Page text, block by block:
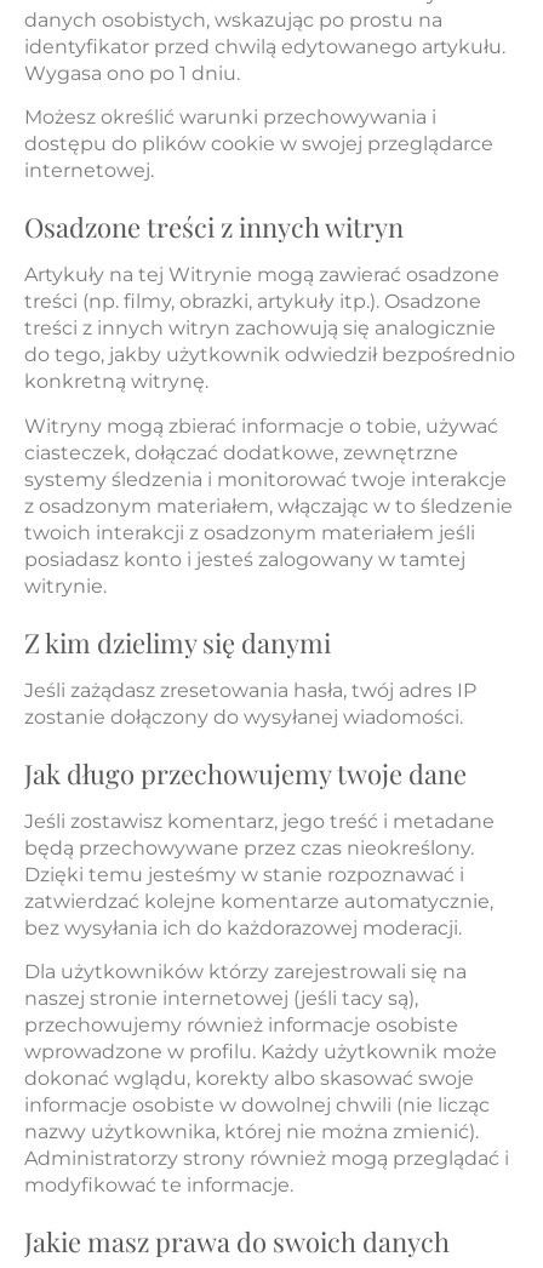
danych osobistych, wskazując po prostu na
identyfikator przed chwilą edytowanego artykułu.
Wygasa ono po 1 dniu.
Możesz określić warunki przechowywania i
dostępu do plików cookie w swojej przeglądarce
internetowej.
Osadzone treści z innych witryn
Artykuły na tej Witrynie mogą zawierać osadzone
treści (np. filmy, obrazki, artykuły itp.). Osadzone
treści z innych witryn zachowują się analogicznie
do tego, jakby użytkownik odwiedził bezpośrednio
konkretną witrynę.
Witryny mogą zbierać informacje o tobie, używać
ciasteczek, dołączać dodatkowe, zewnętrzne
systemy śledzenia i monitorować twoje interakcje
z osadzonym materiałem, włączając w to śledzenie
twoich interakcji z osadzonym materiałem jeśli
posiadasz konto i jesteś zalogowany w tamtej
witrynie.
Z kim dzielimy się danymi
Jeśli zażądasz zresetowania hasła, twój adres IP
zostanie dołączony do wysyłanej wiadomości.
Jak długo przechowujemy twoje dane
Jeśli zostawisz komentarz, jego treść i metadane
będą przechowywane przez czas nieokreślony.
Dzięki temu jesteśmy w stanie rozpoznawać i
zatwierdzać kolejne komentarze automatycznie,
bez wysyłania ich do każdorazowej moderacji.
Dla użytkowników którzy zarejestrowali się na
naszej stronie internetowej (jeśli tacy są),
przechowujemy również informacje osobiste
wprowadzone w profilu. Każdy użytkownik może
dokonać wglądu, korekty albo skasować swoje
informacje osobiste w dowolnej chwili (nie licząc
nazwy użytkownika, której nie można zmienić).
Administratorzy strony również mogą przeglądać i
modyfikować te informacje.
Jakie masz prawa do swoich danych